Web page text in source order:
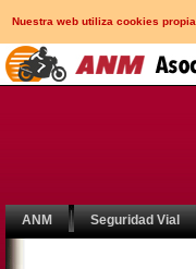
Nuestra web utiliza cookies
ANM Seguridad Vial